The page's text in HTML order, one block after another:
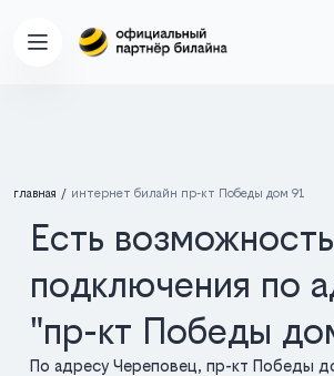
главная интернет билайн пр-кт Победы дом 91
Есть возможность
подключения по
"пр-кт Победы
По адресу Череповец, пр-кт Победы